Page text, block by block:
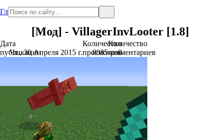
Главная
[Мод] - VillagerInvLooter [1.8]
Дата
публикации
Чт., 30 Апреля 2015 г.
Количество
просмотров
8085
Количество
комментариев
0